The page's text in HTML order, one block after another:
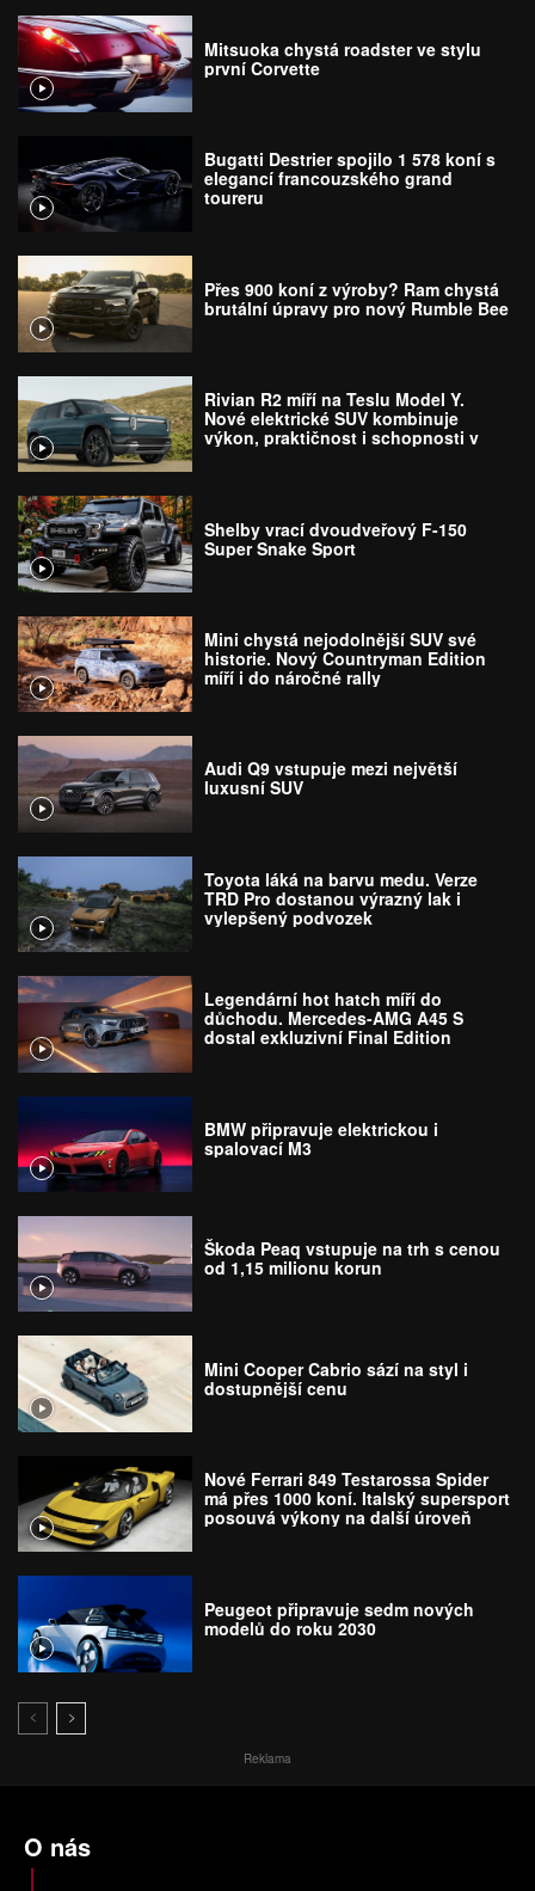
Mitsuoka chystá roadster ve stylu
první Corvette
Bugatti Destrier spojilo 1 578 koní s
elegancí francouzského grand
toureru
Přes 900 koní z výroby? Ram chystá
brutální úpravy pro nový Rumble Bee
Rivian R2 míří na Teslu Model Y.
Nové elektrické SUV kombinuje
výkon, praktičnost i schopnosti v
Shelby vrací dvoudveřový F-150
Super Snake Sport
Mini chystá nejodolnější SUV své
historie. Nový Countryman Edition
míří i do náročné rally
Audi Q9 vstupuje mezi největší
luxusní SUV
Toyota láká na barvu medu. Verze
TRD Pro dostanou výrazný lak i
vylepšený podvozek
Legendární hot hatch míří do
důchodu. Mercedes-AMG A45 S
dostal exkluzivní Final Edition
BMW připravuje elektrickou i
spalovací M3
Škoda Peaq vstupuje na trh s cenou
od 1,15 milionu korun
Mini Cooper Cabrio sází na styl i
dostupnější cenu
Nové Ferrari 849 Testarossa Spider
má přes 1000 koní. Italský supersport
posouvá výkony na další úroveň
Peugeot připravuje sedm nových
modelů do roku 2030
Reklama
O nás